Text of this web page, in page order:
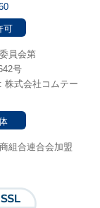
可
員会第
号
株式会社コムテー
組合連合会加盟